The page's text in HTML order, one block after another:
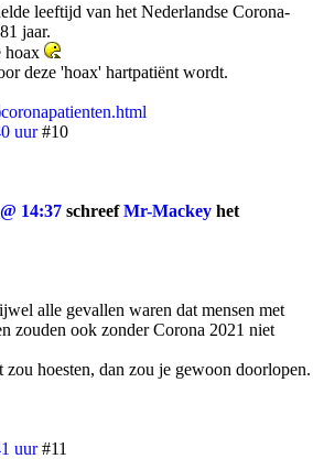
leeftijd van het Nederlandse Corona-
jaar.
hoax
deze 'hoax' hartpatiënt wordt.
uur #10
14:37 schreefMr-Mackey het
alle gevallen waren dat mensen met
zouden ook zonder Corona 2021 niet
hoesten, dan zou je gewoon doorlopen.
uur #11